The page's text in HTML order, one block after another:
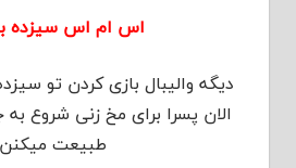
اس ام اس سیزده
دیگه والیبال بازی کردن تو
الان پسرا برای مخ زنی شروع به
طبیعت میکنن